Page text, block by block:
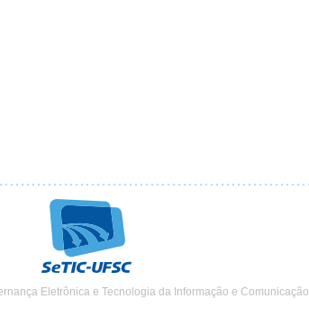
Eletrônica e Tecnologia da Informação e Comunicação